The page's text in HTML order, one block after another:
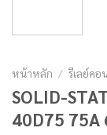
หน้าหลัก / รีเลย์ค
SOLID-
40D75 75A